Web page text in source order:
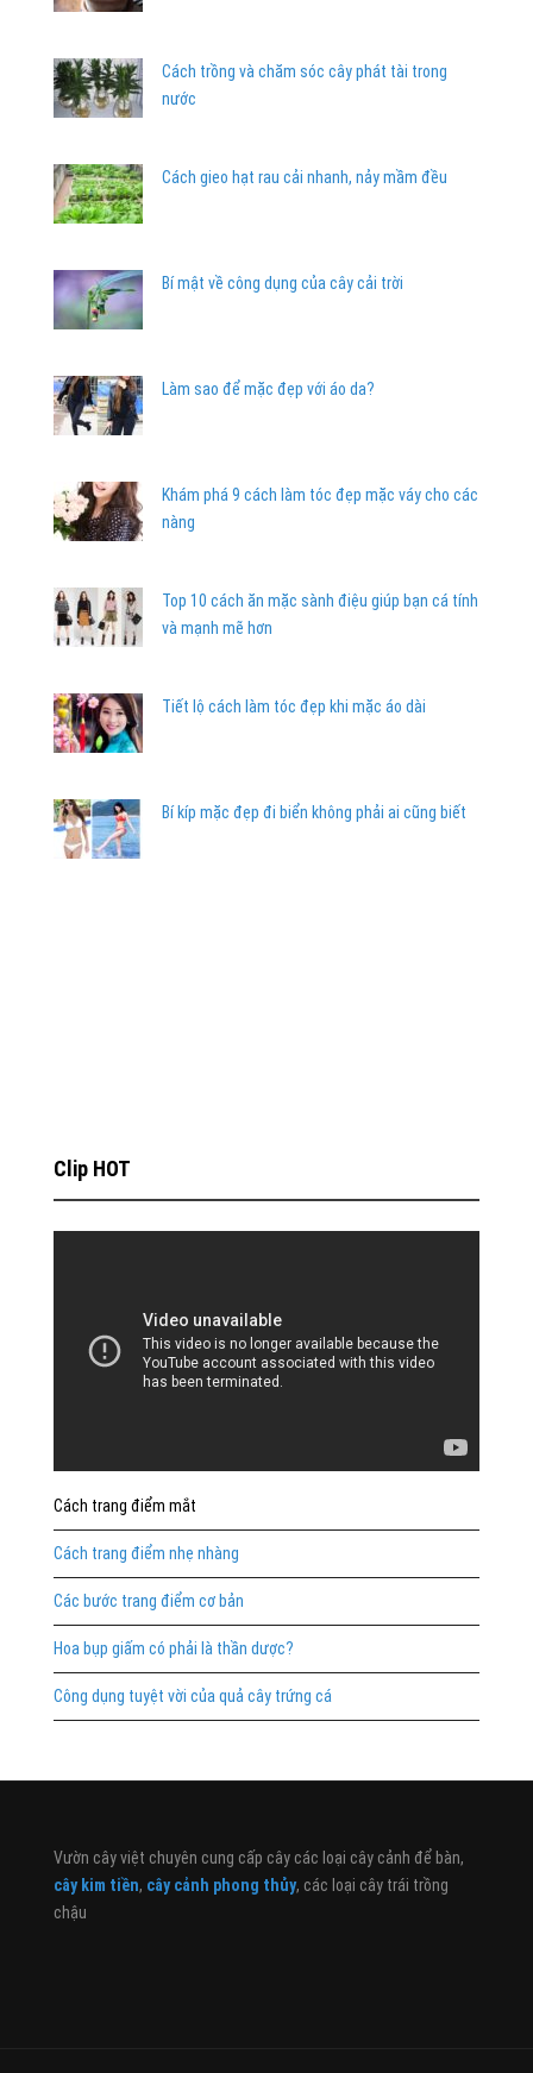
Cách trồng và chăm sóc cây phát tài trong
nước
Cách gieo hạt rau cải nhanh, nảy mầm đều
Bí mật về công dụng của cây cải trời
Làm sao để mặc đẹp với áo da?
Khám phá 9 cách làm tóc đẹp mặc váy cho các
nàng
Top 10 cách ăn mặc sành điệu giúp bạn cá tính
và mạnh mẽ hơn
Tiết lộ cách làm tóc đẹp khi mặc áo dài
Bí kíp mặc đẹp đi biển không phải ai cũng biết
Clip HOT
Cách trang điểm mắt
Cách trang điểm nhẹ nhàng
Các bước trang điểm cơ bản
Hoa bụp giấm có phải là thần dược?
Công dụng tuyệt vời của quả cây trứng cá
Vườn cây việt chuyên cung cấp cây các loại cây cảnh để bàn,
cây kim tiền, cây cảnh phong thủy, các loại cây trái trồng
chậu